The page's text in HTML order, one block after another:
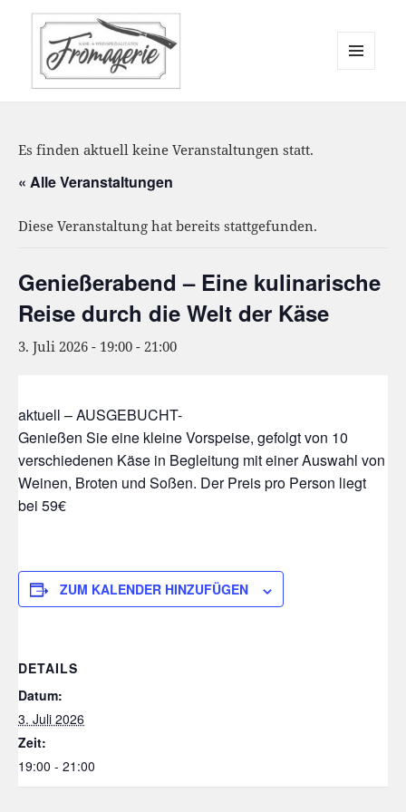
Es finden aktuell keine Veranstaltungen statt.
« Alle Veranstaltungen
Diese Veranstaltung hat bereits stattgefunden.
Genießerabend – Eine kulinarische
Reise durch die Welt der Käse
3. Juli 2026 - 19:00 - 21:00
aktuell – AUSGEBUCHT-
Genießen Sie eine kleine Vorspeise, gefolgt von 10
verschiedenen Käse in Begleitung mit einer Auswahl von
Weinen, Broten und Soßen. Der Preis pro Person liegt
bei 59€
ZUM KALENDER HINZUFÜGEN
DETAILS
Datum:
3. Juli 2026
Zeit:
19:00 - 21:00